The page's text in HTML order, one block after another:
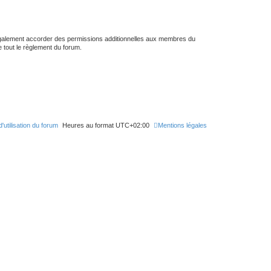
accorder des permissions additionnelles aux membres du
le règlement du forum.
Mentions légales
Heures au format UTC+02:00
du forum